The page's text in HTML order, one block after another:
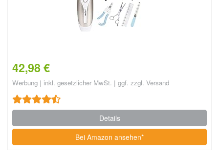
42,98 €
Werbung | inkl. gesetzlicher MwSt. | ggf. zzgl. Versand
Details
Bei Amazon ansehen*